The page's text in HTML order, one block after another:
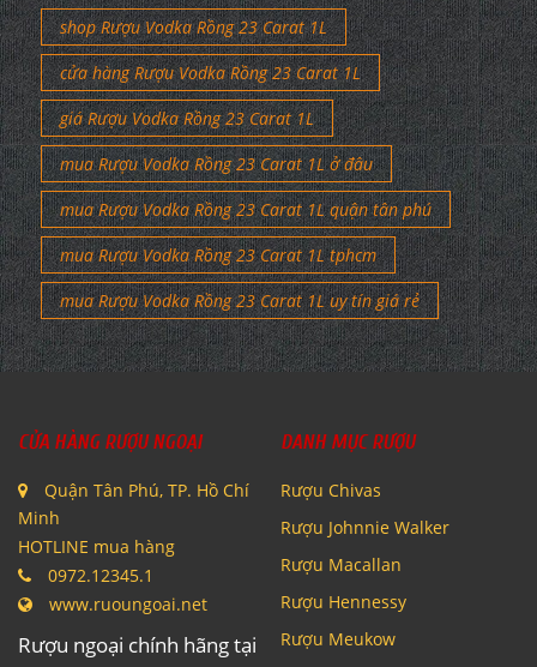
shop Rượu Vodka Rồng 23 Carat 1L
cửa hàng Rượu Vodka Rồng 23 Carat 1L
giá Rượu Vodka Rồng 23 Carat 1L
mua Rượu Vodka Rồng 23 Carat 1L ở đâu
mua Rượu Vodka Rồng 23 Carat 1L quận tân phú
mua Rượu Vodka Rồng 23 Carat 1L tphcm
mua Rượu Vodka Rồng 23 Carat 1L uy tín giá rẻ
CỬA HÀNG RƯỢU NGOẠI
Quận Tân Phú, TP. Hồ Chí
Minh
HOTLINE mua hàng
0972.12345.1
www.ruoungoai.net
Rượu ngoại chính hãng tại
DANH MỤC RƯỢU
Rượu Chivas
Rượu Johnnie Walker
Rượu Macallan
Rượu Hennessy
Rượu Meukow